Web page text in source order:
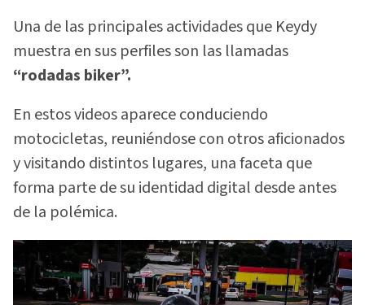
Una de las principales actividades que Keydy
muestra en sus perfiles son las llamadas
“rodadas biker”.
En estos videos aparece conduciendo
motocicletas, reuniéndose con otros aficionados
y visitando distintos lugares, una faceta que
forma parte de su identidad digital desde antes
de la polémica.